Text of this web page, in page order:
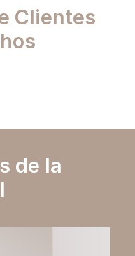
Clientes
de la